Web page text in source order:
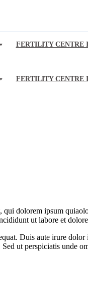
FERTILITY CENTRE
FERTILITY CENTRE
dolorem ipsum
ut labore et
Duis aute irure
ut perspiciatis unde